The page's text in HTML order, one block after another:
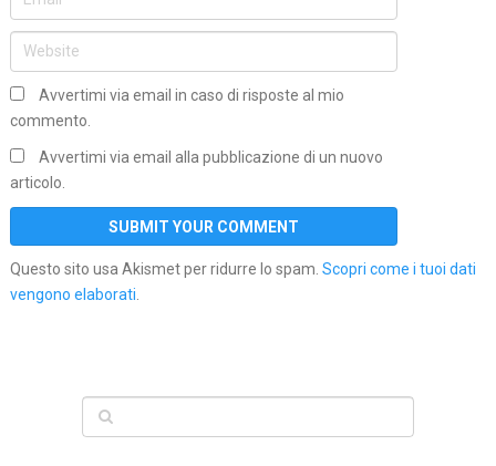
Avvertimi via email in caso di risposte al mio
commento.
Avvertimi via email alla pubblicazione di un nuovo
articolo.
Questo sito usa Akismet per ridurre lo spam. Scopri come i tuoi dati
vengono elaborati